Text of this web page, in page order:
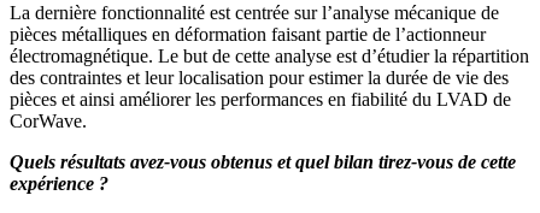
La dernière fonctionnalité est centrée sur l’analyse mécanique de
pièces métalliques en déformation faisant partie de l’actionneur
électromagnétique. Le but de cette analyse est d’étudier la répartition
des contraintes et leur localisation pour estimer la durée de vie des
pièces et ainsi améliorer les performances en fiabilité du LVAD de
CorWave.
Quels résultats avez-vous obtenus et quel bilan tirez-vous de cette
expérience ?